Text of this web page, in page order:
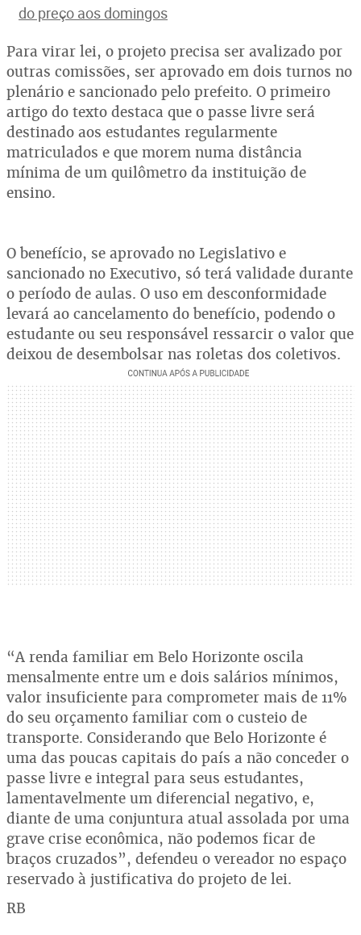
do preço aos domingos
Para virar lei, o projeto precisa ser avalizado por
outras comissões, ser aprovado em dois turnos no
plenário e sancionado pelo prefeito. O primeiro
artigo do texto destaca que o passe livre será
destinado aos estudantes regularmente
matriculados e que morem numa distância
mínima de um quilômetro da instituição de
ensino.
O benefício, se aprovado no Legislativo e
sancionado no Executivo, só terá validade durante
o período de aulas. O uso em desconformidade
levará ao cancelamento do benefício, podendo o
estudante ou seu responsável ressarcir o valor que
deixou de desembolsar nas roletas dos coletivos.
“A renda familiar em Belo Horizonte oscila
mensalmente entre um e dois salários mínimos,
valor insuficiente para comprometer mais de 11%
do seu orçamento familiar com o custeio de
transporte. Considerando que Belo Horizonte é
uma das poucas capitais do país a não conceder o
passe livre e integral para seus estudantes,
lamentavelmente um diferencial negativo, e,
diante de uma conjuntura atual assolada por uma
grave crise econômica, não podemos ficar de
braços cruzados”, defendeu o vereador no espaço
reservado à justificativa do projeto de lei.
RB